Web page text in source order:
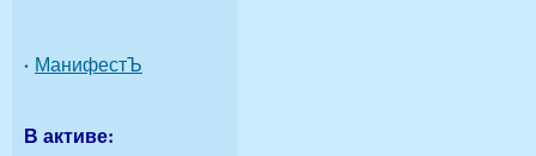
· МанифестЪ
В активе: